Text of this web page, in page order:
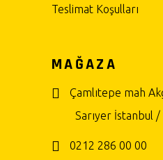
Teslimat Koşulları
MAĞAZA
Çamlıtepe mah
Sarıyer İstanbul
0212 286 00 00